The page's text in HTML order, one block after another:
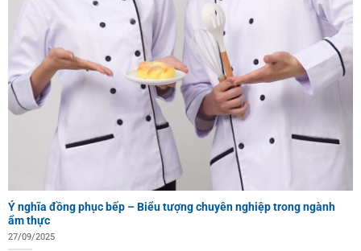
Ý nghĩa đồng phục bếp – Biểu tượng chuyên nghiệp trong ngành
ẩm thực
27/09/2025